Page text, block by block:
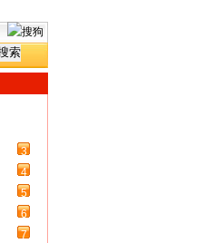
3
4
5
6
7